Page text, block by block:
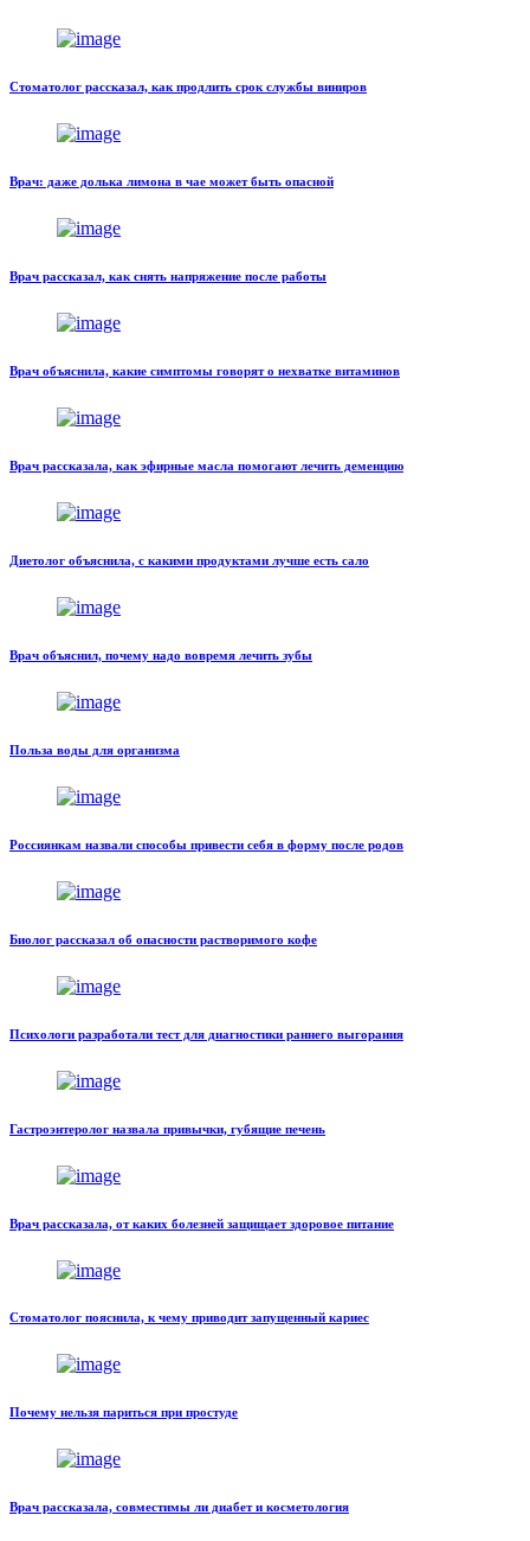
Стоматолог рассказал, как продлить срок службы виниров
Врач: даже долька лимона в чае может быть опасной
Врач рассказал, как снять напряжение после работы
Врач объяснила, какие симптомы говорят о нехватке витаминов
Врач рассказала, как эфирные масла помогают лечить деменцию
Диетолог объяснила, с какими продуктами лучше есть сало
Врач объяснил, почему надо вовремя лечить зубы
Польза воды для организма
Россиянкам назвали способы привести себя в форму после родов
Биолог рассказал об опасности растворимого кофе
Психологи разработали тест для диагностики раннего выгорания
Гастроэнтеролог назвала привычки, губящие печень
Врач рассказала, от каких болезней защищает здоровое питание
Стоматолог пояснила, к чему приводит запущенный кариес
Почему нельзя париться при простуде
Врач рассказала, совместимы ли диабет и косметология